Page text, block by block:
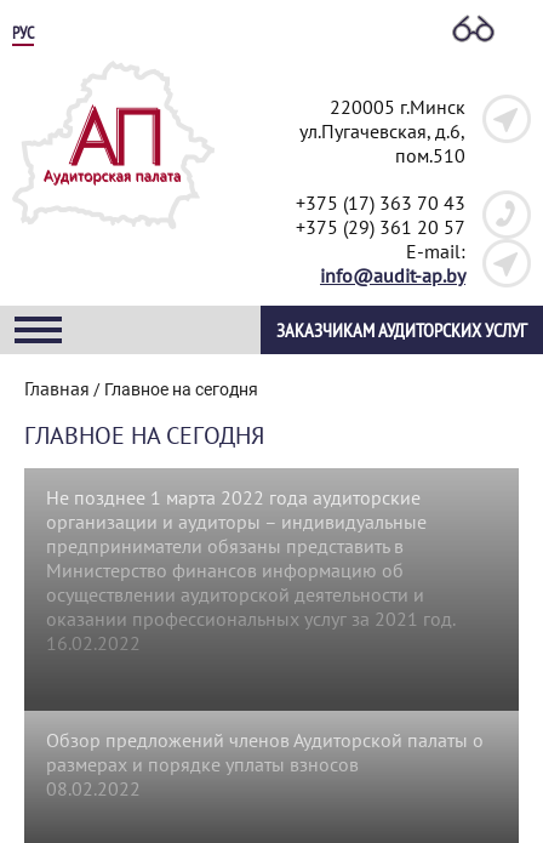
РУС
220005 г.Минск
ул.Пугачевская, д.6,
пом.510
+375 (17) 363 70 43
+375 (29) 361 20 57
E-mail:
info@audit-ap.by
ЗАКАЗЧИКАМ АУДИТОРСКИХ УСЛУГ
Главная / Главное на сегодня
ГЛАВНОЕ НА СЕГОДНЯ
16.02.2022
Не позднее 1 марта 2022 года аудиторские
организации и аудиторы – индивидуальные
предприниматели обязаны представить в
Министерство финансов информацию об
осуществлении аудиторской деятельности и
оказании профессиональных услуг за 2021 год.
08.02.2022
Обзор предложений членов Аудиторской палаты о
размерах и порядке уплаты взносов